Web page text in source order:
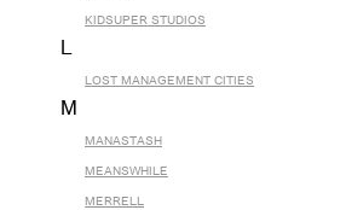
KIDSUPER STUDIOS
L
LOST MANAGEMENT CITIES
M
MANASTASH
MEANSWHILE
MERRELL